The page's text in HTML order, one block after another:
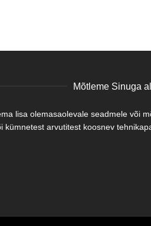
Mõtleme Sinuga
lisa olemasaolevale seadmele või
kümnetest arvutitest koosnev